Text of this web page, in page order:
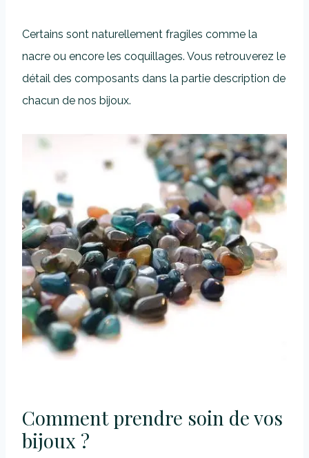
Certains sont naturellement fragiles comme la
nacre ou encore les coquillages. Vous retrouverez le
détail des composants dans la partie description de
chacun de nos bijoux.
Comment prendre soin de vos
bijoux ?